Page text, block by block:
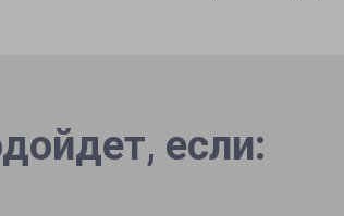
если: